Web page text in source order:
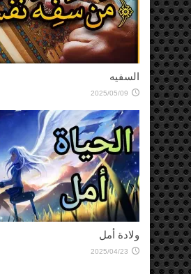
سلسلة حكم ورباعيات (92)
2021/03/14
الباقيات
2025/09/04
نبضي
2025/06/01